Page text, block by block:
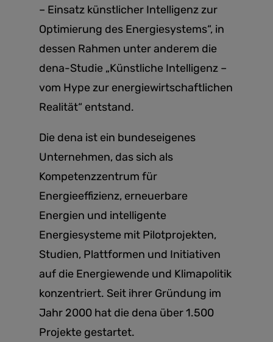
– Einsatz künstlicher Intelligenz zur
Optimierung des Energiesystems“, in
dessen Rahmen unter anderem die
dena-Studie „Künstliche Intelligenz –
vom Hype zur energiewirtschaftlichen
Realität“ entstand.
Die dena ist ein bundeseigenes
Unternehmen, das sich als
Kompetenzzentrum für
Energieeffizienz, erneuerbare
Energien und intelligente
Energiesysteme mit Pilotprojekten,
Studien, Plattformen und Initiativen
auf die Energiewende und Klimapolitik
konzentriert. Seit ihrer Gründung im
Jahr 2000 hat die dena über 1.500
Projekte gestartet.